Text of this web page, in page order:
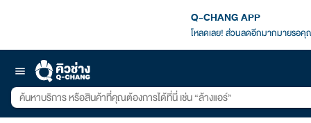
Q-CHANG APP
โหลดเลย! ส่วนลดอีกมากมายรอ
menu